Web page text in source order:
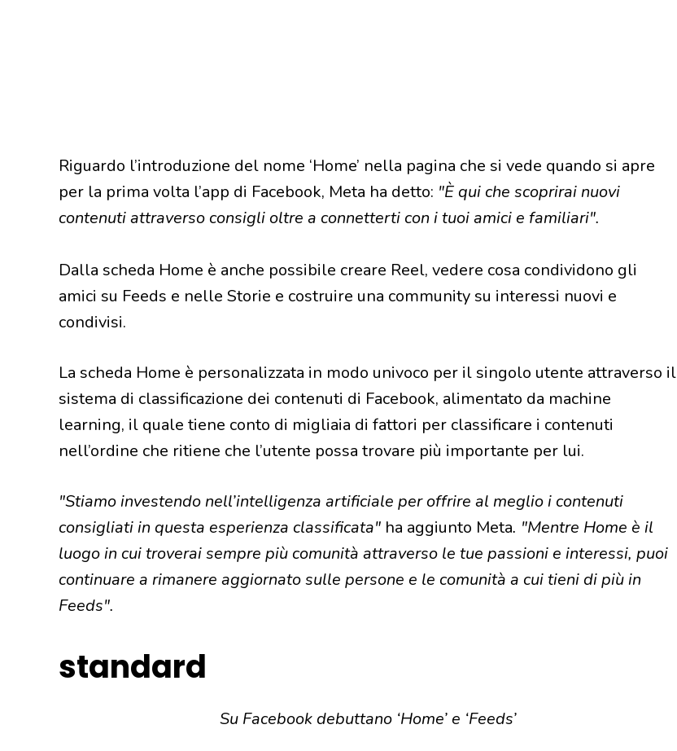
Riguardo l’introduzione del nome ‘Home’ nella pagina che si vede quando si apre
per la prima volta l’app di Facebook, Meta ha detto: "È qui che scoprirai nuovi
contenuti attraverso consigli oltre a connetterti con i tuoi amici e familiari".
Dalla scheda Home è anche possibile creare Reel, vedere cosa condividono gli
amici su Feeds e nelle Storie e costruire una community su interessi nuovi e
condivisi.
La scheda Home è personalizzata in modo univoco per il singolo utente attraverso il
sistema di classificazione dei contenuti di Facebook, alimentato da machine
learning, il quale tiene conto di migliaia di fattori per classificare i contenuti
nell’ordine che ritiene che l’utente possa trovare più importante per lui.
"Stiamo investendo nell’intelligenza artificiale per offrire al meglio i contenuti
consigliati in questa esperienza classificata" ha aggiunto Meta. "Mentre Home è il
luogo in cui troverai sempre più comunità attraverso le tue passioni e interessi, puoi
continuare a rimanere aggiornato sulle persone e le comunità a cui tieni di più in
Feeds".
standard
Su Facebook debuttano ‘Home’ e ‘Feeds’